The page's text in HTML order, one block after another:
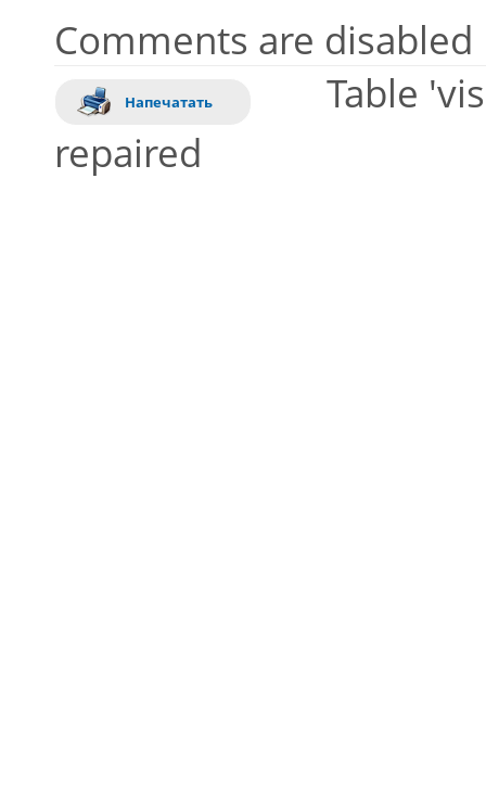
Comments are disabled
Напечатать
Table
repaired